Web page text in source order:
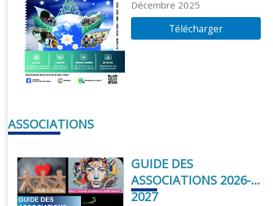
Décembre 2025
Télécharger
ASSOCIATIONS
GUIDE DES
ASSOCIATIONS 2026-
2027